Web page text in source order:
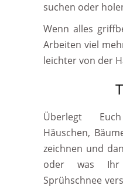
suchen oder
Wenn alles
Arbeiten viel
leichter von der
Überlegt
Häuschen,
zeichnen und
oder was
Sprühschnee